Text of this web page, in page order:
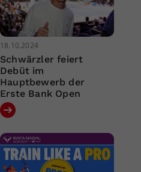
18.10.2024
Schwärzler feiert
Debüt im
Hauptbewerb der
Erste Bank Open